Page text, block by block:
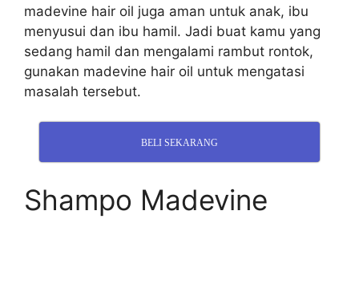
madevine hair oil juga aman untuk anak, ibu
menyusui dan ibu hamil. Jadi buat kamu yang
sedang hamil dan mengalami rambut rontok,
gunakan madevine hair oil untuk mengatasi
masalah tersebut.
BELI SEKARANG
Shampo Madevine